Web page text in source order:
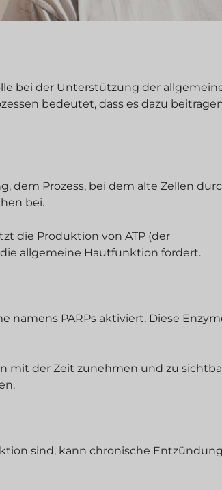
bei der Unterstützung der
bedeutet, dass es dazu
dem Prozess, bei dem alte Zellen
bei.
die Produktion von ATP (der
allgemeine Hautfunktion fördert.
namens PARPs aktiviert. Diese
mit der Zeit zunehmen und zu
sind, kann chronische